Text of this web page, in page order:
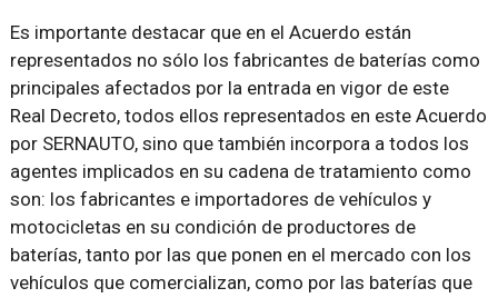
Es importante destacar que en el Acuerdo están
representados no sólo los fabricantes de baterías como
principales afectados por la entrada en vigor de este
Real Decreto, todos ellos representados en este Acuerdo
por SERNAUTO, sino que también incorpora a todos los
agentes implicados en su cadena de tratamiento como
son: los fabricantes e importadores de vehículos y
motocicletas en su condición de productores de
baterías, tanto por las que ponen en el mercado con los
vehículos que comercializan, como por las baterías que